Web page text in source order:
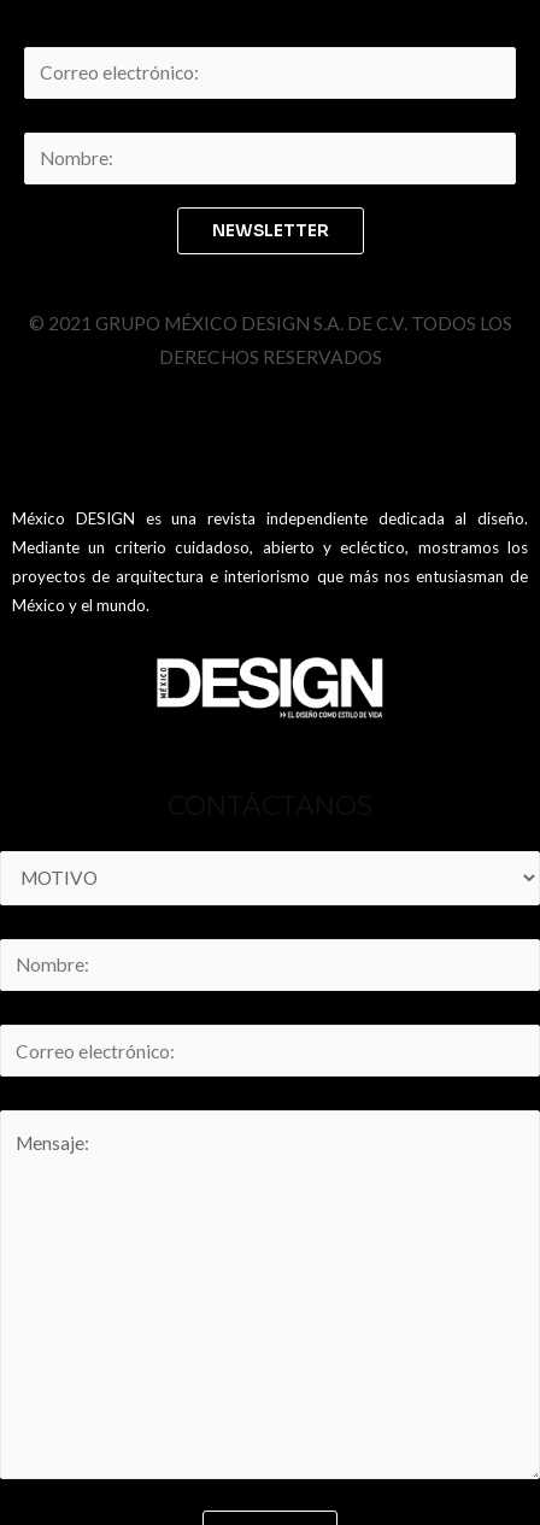
© 2021 GRUPO MÉXICO DESIGN S.A. DE C.V. TODOS LOS
DERECHOS RESERVADOS
México DESIGN es una revista independiente dedicada al diseño.
Mediante un criterio cuidadoso, abierto y ecléctico, mostramos los
proyectos de arquitectura e interiorismo que más nos entusiasman de
México y el mundo.
CONTÁCTANOS